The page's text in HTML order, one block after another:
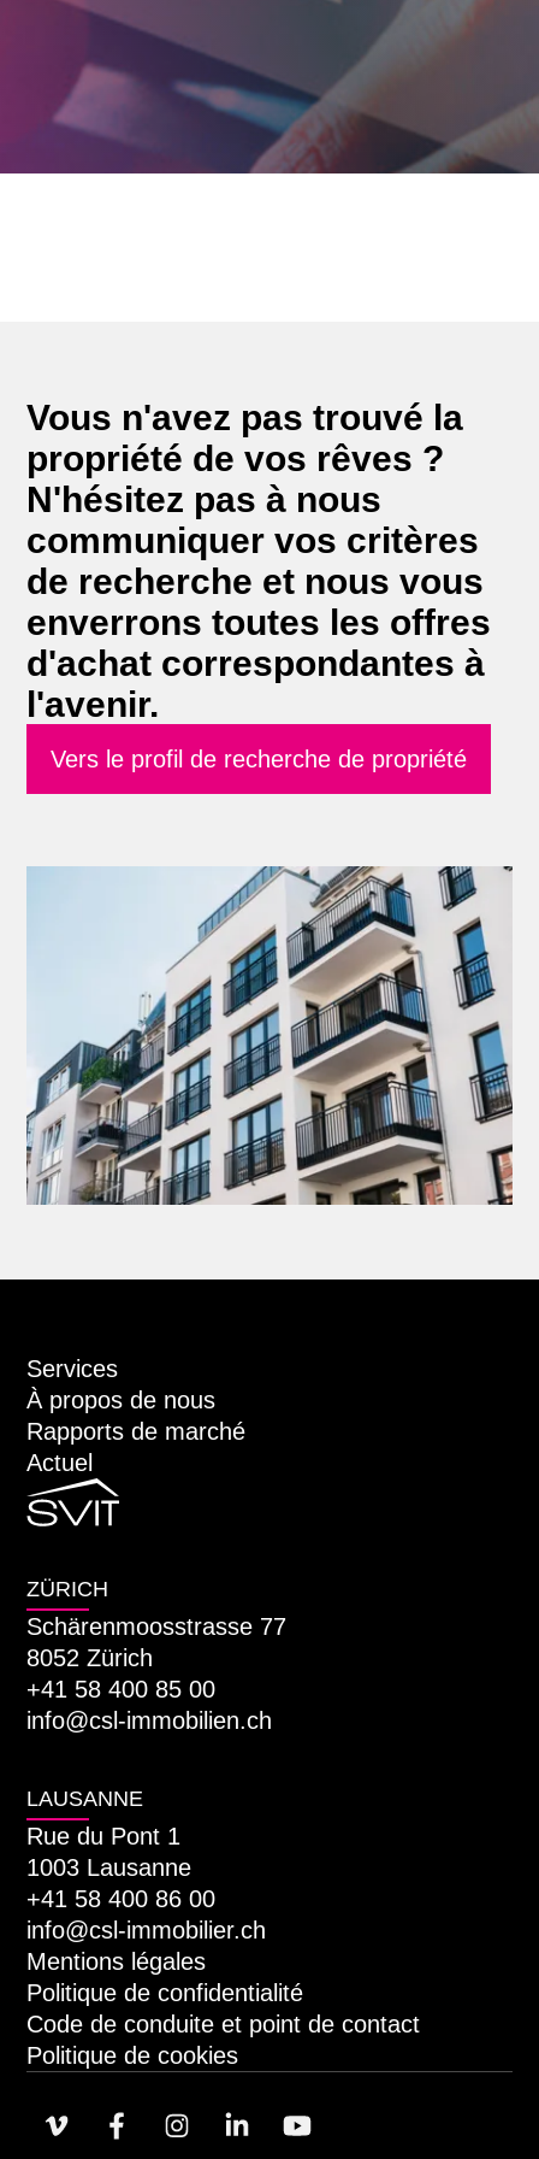
Vous n'avez pas trouvé la
propriété de vos rêves ?
N'hésitez pas à nous
communiquer vos critères
de recherche et nous vous
enverrons toutes les offres
d'achat correspondantes à
l'avenir.
Vers le profil de recherche de propriété
Services
À propos de nous
Rapports de marché
Actuel
ZÜRICH
Schärenmoosstrasse 77
8052 Zürich
+41 58 400 85 00
info@csl-immobilien.ch
LAUSANNE
Rue du Pont 1
1003 Lausanne
+41 58 400 86 00
info@csl-immobilier.ch
Mentions légales
Politique de confidentialité
Code de conduite et point de contact
Politique de cookies